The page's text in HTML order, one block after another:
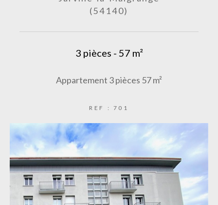
(54140)
3 pièces - 57 m²
Appartement 3 pièces 57 m²
REF : 701